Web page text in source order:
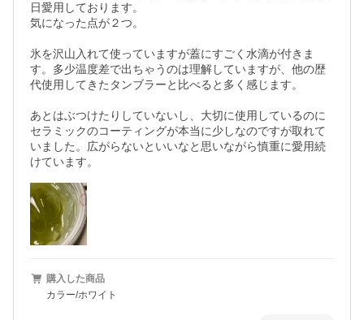
日愛用しております。
気になった点が２つ。
氷を沢山入れて使っていますが蓋にすごく水滴が付きま
す。多少温度差で出ちゃうのは理解していますが、他の歴
代使用してきたタンブラーと比べると多く感じます。
あとはぶつけたりしていないし、大切に使用しているのに
セラミックのコーティングが本当に少しなのですが取れて
いました。広がらないといいなと思いながら慎重に愛用続
けています。
購入した商品
カラー/ホワイト